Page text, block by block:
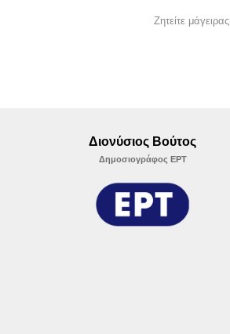
Ζητείτε μάγειρας
Διονύσιος Βούτος
Δημοσιογράφος ΕΡΤ